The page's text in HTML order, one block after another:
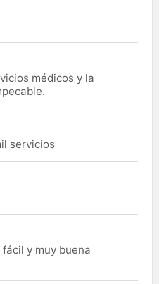
médicos y la
servicios
y muy buena